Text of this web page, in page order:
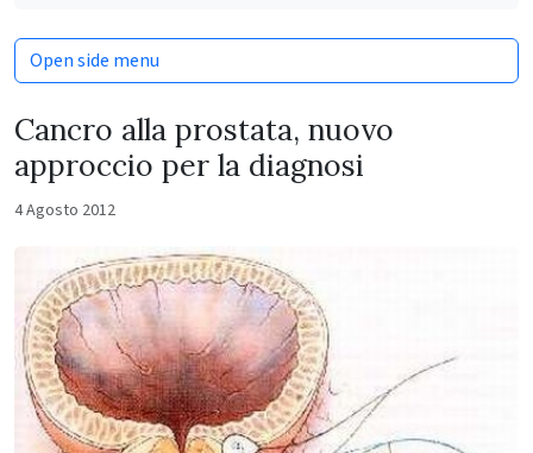
Cancro alla prostata, nuovo
approccio per la diagnosi
4 Agosto 2012
Open side menu